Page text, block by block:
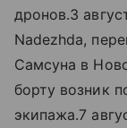
дронов.3
Nadezhda,
Самсуна в
борту возник
экипажа.7